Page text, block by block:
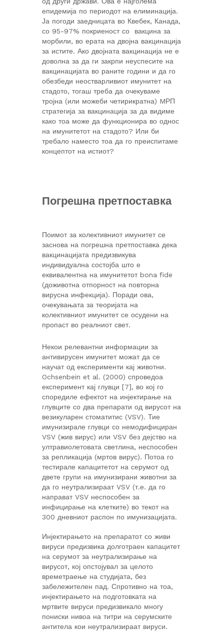
епидемија по периодот на елиминација.
Ја погоди заедницата во Квебек, Канада,
со 95-97% покриеност со вакцина за
морбили, во ерата на двојна вакцинација
за истите. Ако двојната вакцинација не е
доволна за да ги закрпи неуспесите на
вакцинацијата во раните години и да го
обезбеди неостварливиот имунитет на
стадото, тогаш треба да очекуваме
тројна (или можеби четирикратна) MРП
стратегија за вакцинација за да видиме
како тоа може да функционира во однос
на имунитетот на стадото? Или би
требало наместо тоа да го преиспитаме
концептот на истиот?
Погрешна претпоставка
Поимот за колективниот имунитет се
заснова на погрешна претпоставка дека
вакцинацијата предизвикува
индивидуална состојба што е
еквивалентна на имунитетот bona fide
(доживотна отпорност на повторна
вирусна инфекција). Поради ова,
очекувањата за теоријата на
колективниот имунитет се осудени на
пропаст во реалниот свет.
Некои релевантни информации за
антивирусен имунитет можат да се
научат од експерименти кај животни.
Ochsenbein et al. (2000) спроведоа
експеримент кај глувци [7], во кој го
споредиле ефектот на инјектирање на
глувците со два препарати од вирусот на
везикуларен стоматитис (VSV). Тие
имунизирале глувци со немодифициран
VSV (жив вирус) или VSV без дејство на
ултравиолетовата светлина, неспособен
за репликација (мртов вирус). Потоа го
тестирале капацитетот на серумот од
двете групи на имунизирани животни за
да го неутрализираат VSV (т.е. да го
направат VSV неспособен за
инфицирање на клетките) во текот на
300 дневниот распон по имунизацијата.
Инјектирањето на препаратот со живи
вируси предизвика долготраен капацитет
на серумот за неутрализирање на
вирусот, кој опстојувал за целото
времетраење на студијата, без
забележителен пад. Спротивно на тоа,
инјектирањето на подготовката на
мртвите вируси предизвикало многу
пониски нивоа на титри на серумските
антитела кои неутрализираат вируси.